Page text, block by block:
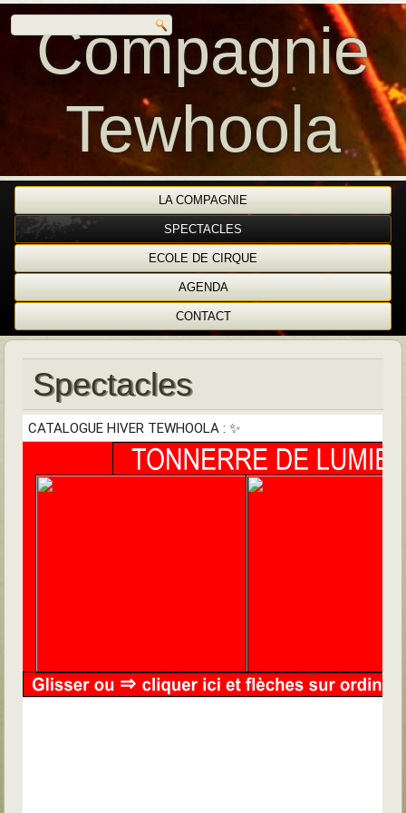
Compagnie
Tewhoola
LA COMPAGNIE
SPECTACLES
ECOLE DE CIRQUE
AGENDA
CONTACT
Spectacles